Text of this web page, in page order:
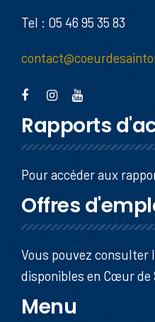
Tel : 05 46 95 35 83
Rapports
Pour accéder aux
Offres
Vous pouvez consulter
disponibles en Cœur de
Menu